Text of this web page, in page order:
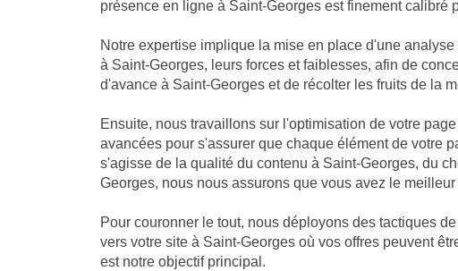
présence en ligne à Saint-Georges est finement calibré
Notre expertise implique la mise en place d'une
à Saint-Georges, leurs forces et faiblesses, afin de
d'avance à Saint-Georges et de récolter les fruits de la
Ensuite, nous travaillons sur l'optimisation de votre
avancées pour s'assurer que chaque élément de votre
s'agisse de la qualité du contenu à Saint-Georges, du
Georges, nous nous assurons que vous avez le
Pour couronner le tout, nous déployons des tactiques
vers votre site à Saint-Georges où vos offres peuvent
est notre objectif principal.